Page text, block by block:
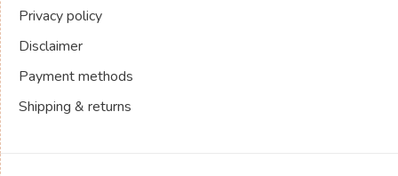
Privacy policy
Disclaimer
Payment methods
Shipping & returns